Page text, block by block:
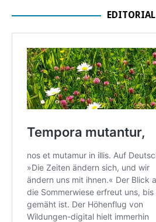
EDITORIAL